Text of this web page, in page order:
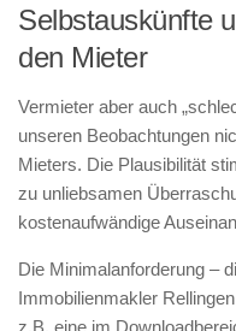
Selbstauskünfte
den Mieter
Vermieter aber auch
unseren Beobachtungen
Mieters. Die Plausibilität
zu unliebsamen
kostenaufwändige
Die Minimalanforderung –
Immobilienmakler
z.B. eine im